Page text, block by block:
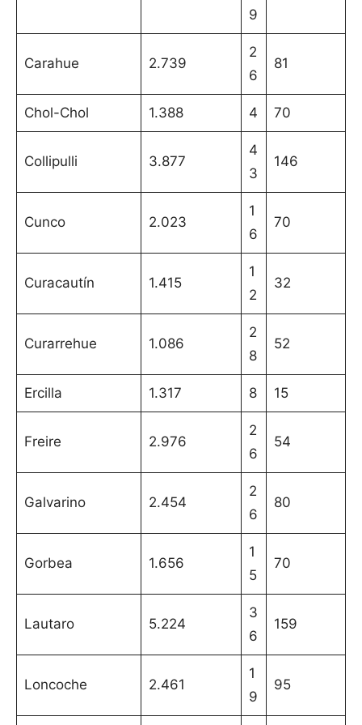
9
Carahue 2.739
2
6
81
Chol-Chol 1.388 4 70
Collipulli 3.877
4
3
146
Cunco 2.023
1
6
70
Curacautín 1.415
1
2
32
Curarrehue 1.086
2
8
52
Ercilla 1.317 8 15
Freire 2.976
2
6
54
Galvarino 2.454
2
6
80
Gorbea 1.656
1
5
70
Lautaro 5.224
3
6
159
Loncoche 2.461
1
9
95